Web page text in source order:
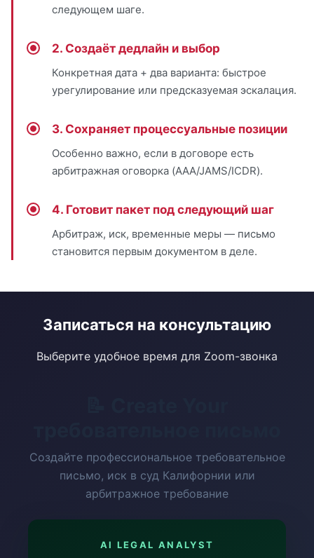
следующем шаге.
2. Создаёт дедлайн и выбор
Конкретная дата + два варианта: быстрое
урегулирование или предсказуемая эскалация.
3. Сохраняет процессуальные позиции
Особенно важно, если в договоре есть
арбитражная оговорка (AAA/JAMS/ICDR).
4. Готовит пакет под следующий шаг
Арбитраж, иск, временные меры — письмо
становится первым документом в деле.
Записаться на консультацию
Выберите удобное время для Zoom-звонка
Создайте профессиональное требовательное
письмо, иск в суд Калифорнии или
арбитражное требование
AI LEGAL ANALYST